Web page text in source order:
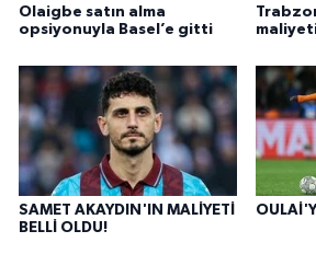
Olaigbe satın alma
opsiyonuyla Basel’e gitti
SAMET AKAYDIN'IN MALİYETİ
BELLİ OLDU!